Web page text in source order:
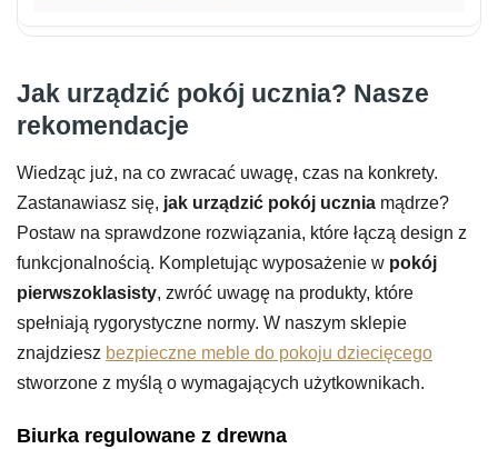
Jak urządzić pokój ucznia? Nasze
rekomendacje
Wiedząc już, na co zwracać uwagę, czas na konkrety.
Zastanawiasz się, jak urządzić pokój ucznia mądrze?
Postaw na sprawdzone rozwiązania, które łączą design z
funkcjonalnością. Kompletując wyposażenie w pokój
pierwszoklasisty, zwróć uwagę na produkty, które
spełniają rygorystyczne normy. W naszym sklepie
znajdziesz bezpieczne meble do pokoju dziecięcego
stworzone z myślą o wymagających użytkownikach.
Biurka regulowane z drewna